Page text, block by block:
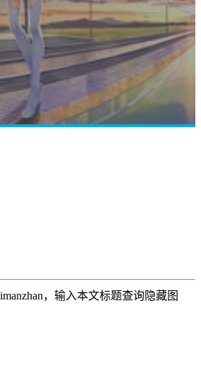
，输入本文标题查询隐藏图